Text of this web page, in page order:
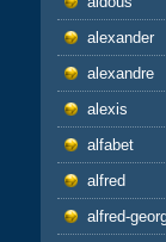
alexander
alexandre
alexis
alfabet
alfred
alfred-